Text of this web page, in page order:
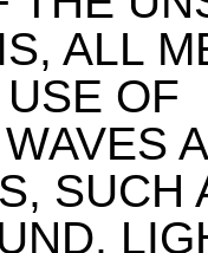
ALL
OF
SUCH